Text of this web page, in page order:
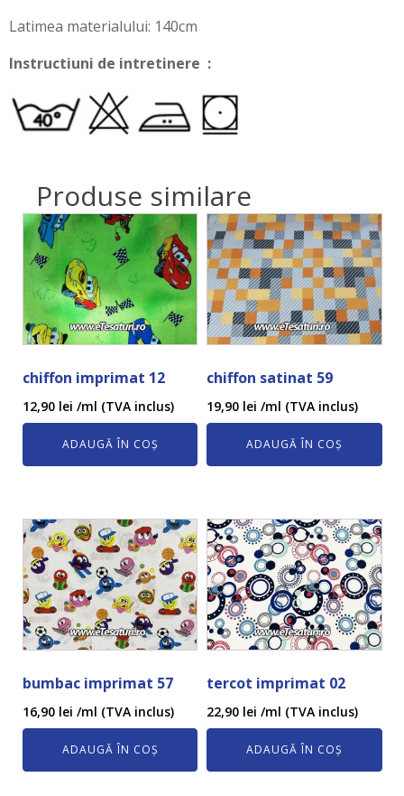
Latimea materialului: 140cm
Instructiuni de intretinere :
Produse similare
chiffon imprimat 12
12,90 lei /ml (TVA inclus)
ADAUGĂ ÎN COȘ
chiffon satinat 59
19,90 lei /ml (TVA inclus)
ADAUGĂ ÎN COȘ
bumbac imprimat 57
16,90 lei /ml (TVA inclus)
ADAUGĂ ÎN COȘ
tercot imprimat 02
22,90 lei /ml (TVA inclus)
ADAUGĂ ÎN COȘ